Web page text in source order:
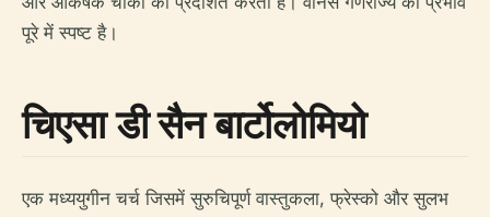
पूरे में स्पष्ट है।
चिएसा डी सैन बार्टोलोमियो
एक मध्ययुगीन चर्च जिसमें सुरुचिपूर्ण वास्तुकला, फ्रेस्को और सुलभ